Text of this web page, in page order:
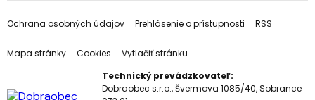
Ochrana osobných údajov Prehlásenie o prístupnosti RSS
Mapa stránky Cookies
Vytlačiť stránku
Technický prevádzkovateľ:
Dobraobec s.r.o., Švermova 1085/40, Sobrance